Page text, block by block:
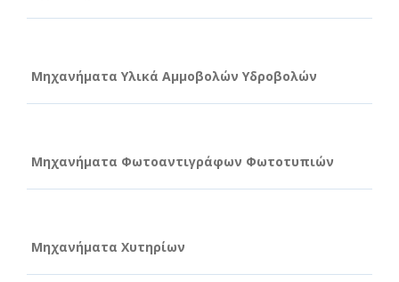
Μηχανήματα Υλικά Αμμοβολών Υδροβολών
Μηχανήματα Φωτοαντιγράφων Φωτοτυπιών
Μηχανήματα Χυτηρίων